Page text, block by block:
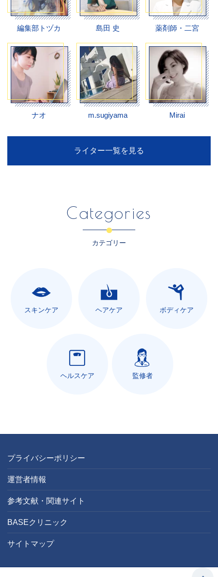
編集部トヅカ 島田 史 薬剤師・二宮
ナオ m.sugiyama Mirai
ライター一覧を見る
Categories
カテゴリー
スキンケア ヘアケア ボディケア
ヘルスケア 監修者
プライバシーポリシー
運営者情報
参考文献・関連サイト
BASEクリニック
サイトマップ